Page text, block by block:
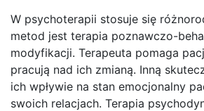
W psychoterapii stosuje się
metod jest terapia poznawczo-
modyfikacji. Terapeuta pomaga
pracują nad ich zmianą. Inną
ich wpływie na stan emocjonalny
swoich relacjach. Terapia